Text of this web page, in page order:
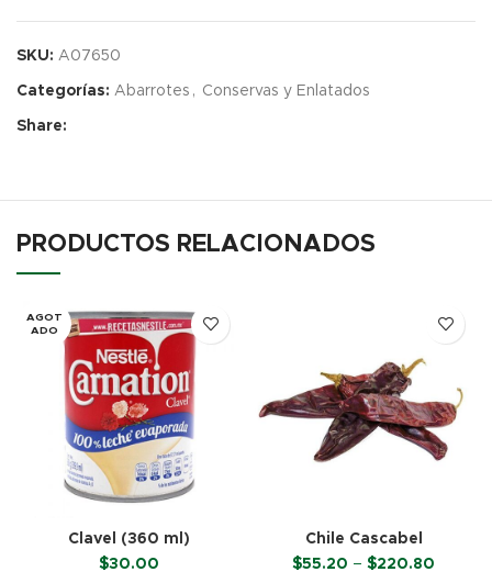
SKU: A07650
Categorías: Abarrotes , Conservas y Enlatados
Share:
PRODUCTOS RELACIONADOS
AGOT
ADO
Clavel (360 ml)
$30.00
Chile Cascabel
$55.20 – $220.80